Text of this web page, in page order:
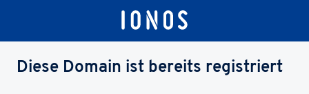
Diese Domain ist bereits registriert